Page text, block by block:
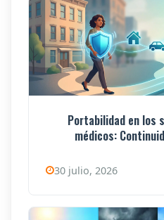
Portabilidad en los
médicos:
30 julio, 2026